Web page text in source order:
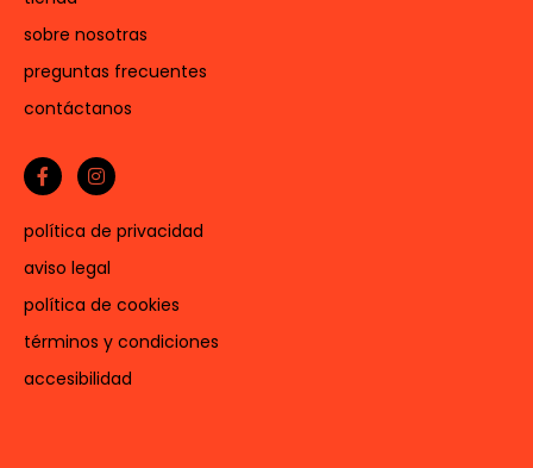
sobre nosotras
preguntas frecuentes
contáctanos
política de privacidad
aviso legal
política de cookies
términos y condiciones
accesibilidad